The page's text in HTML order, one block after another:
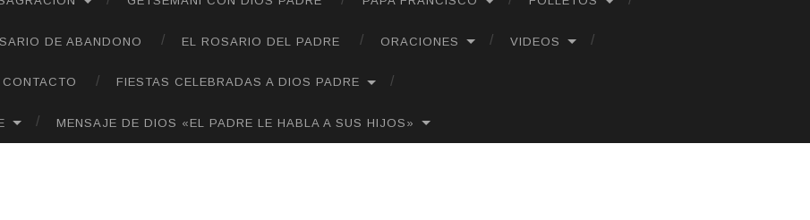
DE ABANDONO EL ROSARIO DEL PADRE ORACIONES VIDEOS
CONTACTO FIESTAS CELEBRADAS A DIOS PADRE
MENSAJE DE DIOS «EL PADRE LE HABLA A SUS HIJOS»